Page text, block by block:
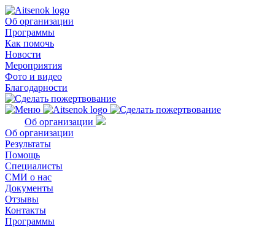
Об организации
Программы
Как помочь
Новости
Мероприятия
Фото и видео
Благодарности
Об организации
Об организации
Результаты
Помощь
Специалисты
СМИ о нас
Документы
Отзывы
Контакты
Программы